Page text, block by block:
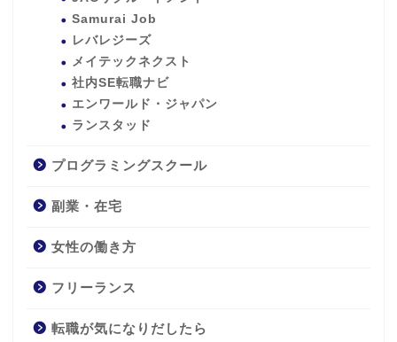
Samurai Job
レバレジーズ
メイテックネクスト
社内SE転職ナビ
エンワールド・ジャパン
ランスタッド
プログラミングスクール
副業・在宅
女性の働き方
フリーランス
転職が気になりだしたら